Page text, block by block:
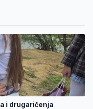
i drugaričenja